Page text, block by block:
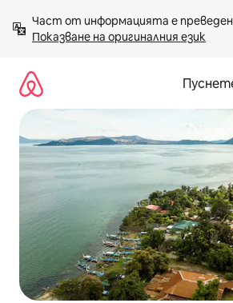
към
съдържанието
Показване на оригиналния език